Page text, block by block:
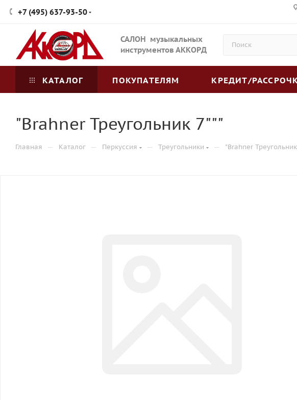
+7 (495) 637-93-50
САЛОН музыкальных
инструментов АККОРД
КАТАЛОГ ПОКУПАТЕЛЯМ КРЕДИТ/
"Brahner Треугольник 7"""
Главная — Каталог — Перкуссия — Треугольники — "Brahner